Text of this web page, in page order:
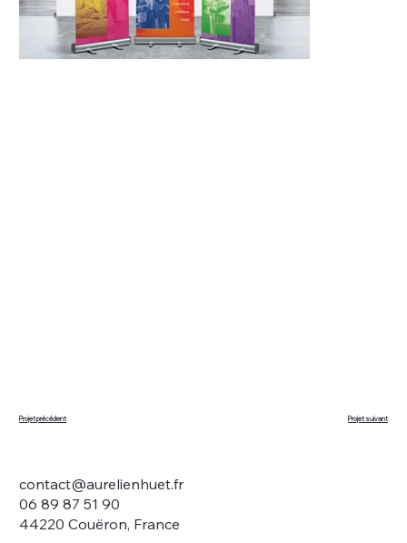
Projet précédent Projet suivant
contact@aurelienhuet.fr
06 89 87 51 90
44220 Couëron, France